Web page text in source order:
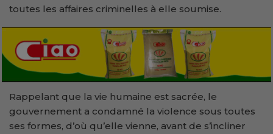
toutes les affaires criminelles à elle soumise.
Rappelant que la vie humaine est sacrée, le
gouvernement a condamné la violence sous toutes
ses formes, d’où qu’elle vienne, avant de s’incliner